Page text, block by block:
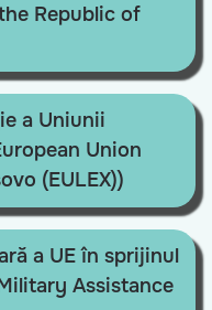
Republic of
a Uniunii
Union
(EULEX))
a UE în sprijinul
Assistance